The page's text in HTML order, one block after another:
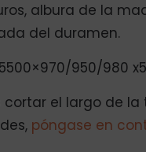
albura de la
del duramen.
950/980
cortar el largo de la
póngase en